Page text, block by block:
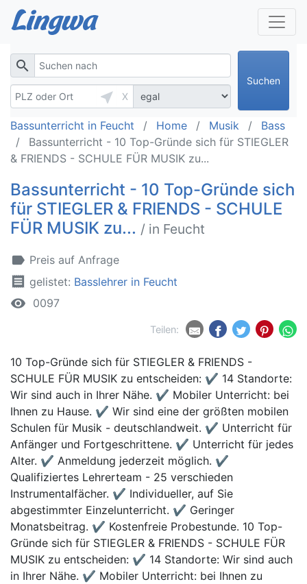
search
near_me
X
Suchen
Bassunterricht in Feucht Home Musik
Bass
Bassunterricht - 10 Top-Gründe sich für STIEGLER
& FRIENDS - SCHULE FÜR MUSIK zu...
Bassunterricht - 10 Top-Gründe sich
für STIEGLER & FRIENDS - SCHULE
FÜR MUSIK zu... / in Feucht
label Preis auf Anfrage
receipt gelistet: Basslehrer in Feucht
remove_red_eye 0097
Teilen:
10 Top-Gründe sich für STIEGLER & FRIENDS -
SCHULE FÜR MUSIK zu entscheiden: ✔ 14 Standorte:
Wir sind auch in Ihrer Nähe. ✔ Mobiler Unterricht: bei
Ihnen zu Hause. ✔ Wir sind eine der größten mobilen
Schulen für Musik - deutschlandweit. ✔ Unterricht für
Anfänger und Fortgeschrittene. ✔ Unterricht für jedes
Alter. ✔ Anmeldung jederzeit möglich. ✔
Qualifiziertes Lehrerteam - 25 verschieden
Instrumentalfächer. ✔ Individueller, auf Sie
abgestimmter Einzelunterricht. ✔ Geringer
Monatsbeitrag. ✔ Kostenfreie Probestunde. 10 Top-
Gründe sich für STIEGLER & FRIENDS - SCHULE FÜR
MUSIK zu entscheiden: ✔ 14 Standorte: Wir sind auch
in Ihrer Nähe. ✔ Mobiler Unterricht: bei Ihnen zu